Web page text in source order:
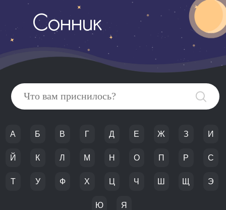
Сонник
А Б В Г Д Е Ж З И
Й К Л М Н О П Р С
Т У Ф Х Ц Ч Ш Щ Э
Ю Я